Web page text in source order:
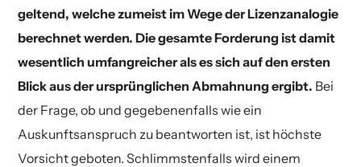
geltend, welche zumeist im Wege der Lizenzanalogie
berechnet werden. Die gesamte Forderung ist damit
wesentlich umfangreicher als es sich auf den ersten
Blick aus der ursprünglichen Abmahnung ergibt. Bei
der Frage, ob und gegebenenfalls wie ein
Auskunftsanspruch zu beantworten ist, ist höchste
Vorsicht geboten. Schlimmstenfalls wird einem